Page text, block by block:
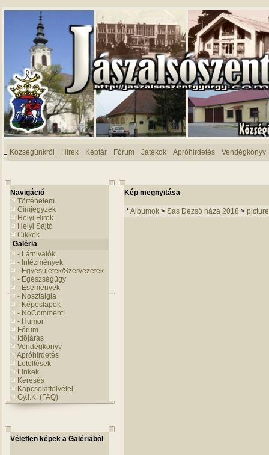
Községünkről Hírek Képtár Fórum Játékok Apróhirdetés Vendégkönyv
Navigáció
Történelem
Címjegyzék
Helyi Hírek
Helyi Sajtó
Cikkek
Galéria
- Látnivalók
- Intézmények
- Egyesületek/Szervezetek
- Egészségügy
- Események
- Nosztalgia
- Képeslapok
- NoComment!
- Humor
Fórum
Idõjárás
Vendégkönyv
Apróhirdetés
Letöltések
Linkek
Keresés
Kapcsolatfelvétel
Gy.I.K. (FAQ)
Véletlen képek a Galériából
Kép megnyitása
*Albumok > Sas Dezső háza 2018 >